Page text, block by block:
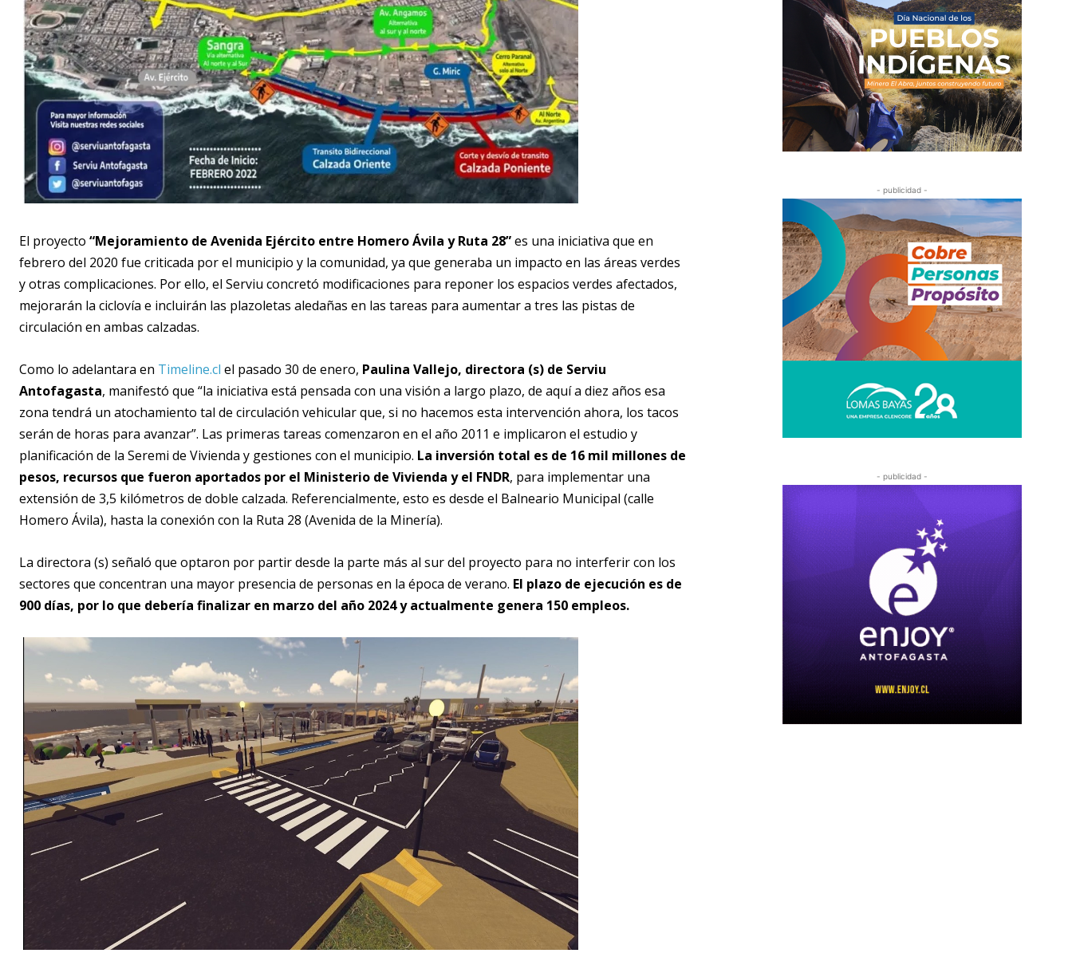
El proyecto “Mejoramiento de Avenida Ejército entre Homero Ávila y Ruta 28”es una iniciativa que en
febrero del 2020 fue criticada por el municipio y la comunidad, ya que generaba un impacto en las áreas verdes
y otras complicaciones. Por ello, el Serviu concretó modificaciones para reponer los espacios verdes afectados,
mejorarán la ciclovía e incluirán las plazoletas aledañas en las tareas para aumentar a tres las pistas de
circulación en ambas calzadas.
Como lo adelantara en Timeline.cl el pasado 30 de enero, Paulina Vallejo, directora (s) de Serviu
Antofagasta, manifestó que “la iniciativa está pensada con una visión a largo plazo, de aquí a diez años esa
zona tendrá un atochamiento tal de circulación vehicular que, si no hacemos esta intervención ahora, los tacos
serán de horas para avanzar”. Las primeras tareas comenzaron en el año 2011 e implicaron el estudio y
planificación de la Seremi de Vivienda y gestiones con el municipio. La inversión total es de 16 mil millones de
pesos, recursos que fueron aportados por el Ministerio de Vivienda y el FNDR, para implementar una
extensión de 3,5 kilómetros de doble calzada. Referencialmente, esto es desde el Balneario Municipal (calle
Homero Ávila), hasta la conexión con la Ruta 28 (Avenida de la Minería).
La directora (s) señaló que optaron por partir desde la parte más al sur del proyecto para no interferir con los
sectores que concentran una mayor presencia de personas en la época de verano. El plazo de ejecución es de
900 días, por lo que debería finalizar en marzo del año 2024 y actualmente genera 150 empleos.
- publicidad -
- publicidad -